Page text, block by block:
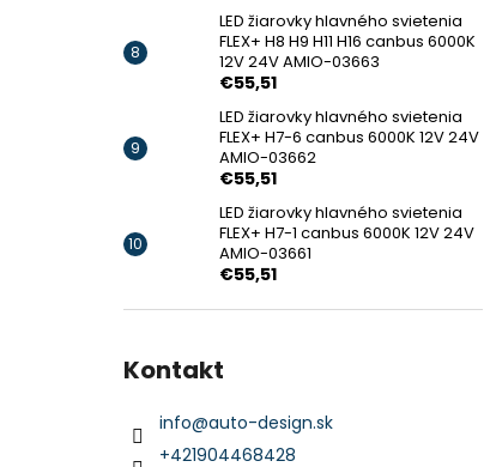
LED žiarovky hlavného svietenia
FLEX+ H8 H9 H11 H16 canbus 6000K
12V 24V AMIO-03663
€55,51
LED žiarovky hlavného svietenia
FLEX+ H7-6 canbus 6000K 12V 24V
AMIO-03662
€55,51
LED žiarovky hlavného svietenia
FLEX+ H7-1 canbus 6000K 12V 24V
AMIO-03661
€55,51
Kontakt
info@auto-design.sk
+421904468428